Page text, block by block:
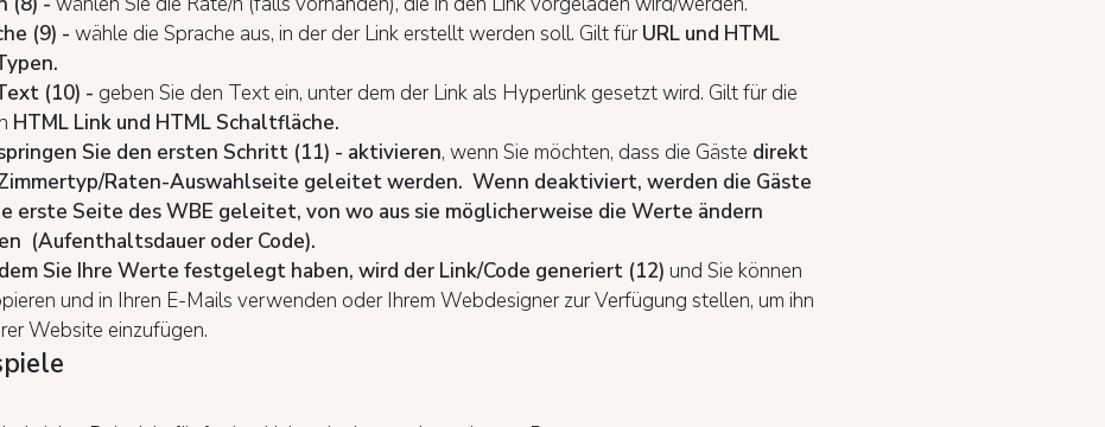
(9) - wähle die Sprache aus, in der der Link erstellt werden soll. Gilt fürURL und HTML
(10) - geben Sie den Text ein, unter dem der Link als Hyperlink gesetzt wird. Gilt für die
HTML Link und HTML Schaltfläche.
Sie den ersten Schritt (11) - aktivieren, wenn Sie möchten, dass die Gäste direkt
Raten-Auswahlseite geleitet werden. Wenn deaktiviert, werden die Gäste
erste Seite desWBE geleitet, von wo aus sie möglicherweise die Werte ändern
(Aufenthaltsdauer oder Code).
Sie Ihre Werte festgelegt haben, wird der Link/Code generiert (12) und Sie können
und in Ihren E-Mails verwenden oder Ihrem Webdesigner zur Verfügung stellen, um ihn
Website einzufügen.